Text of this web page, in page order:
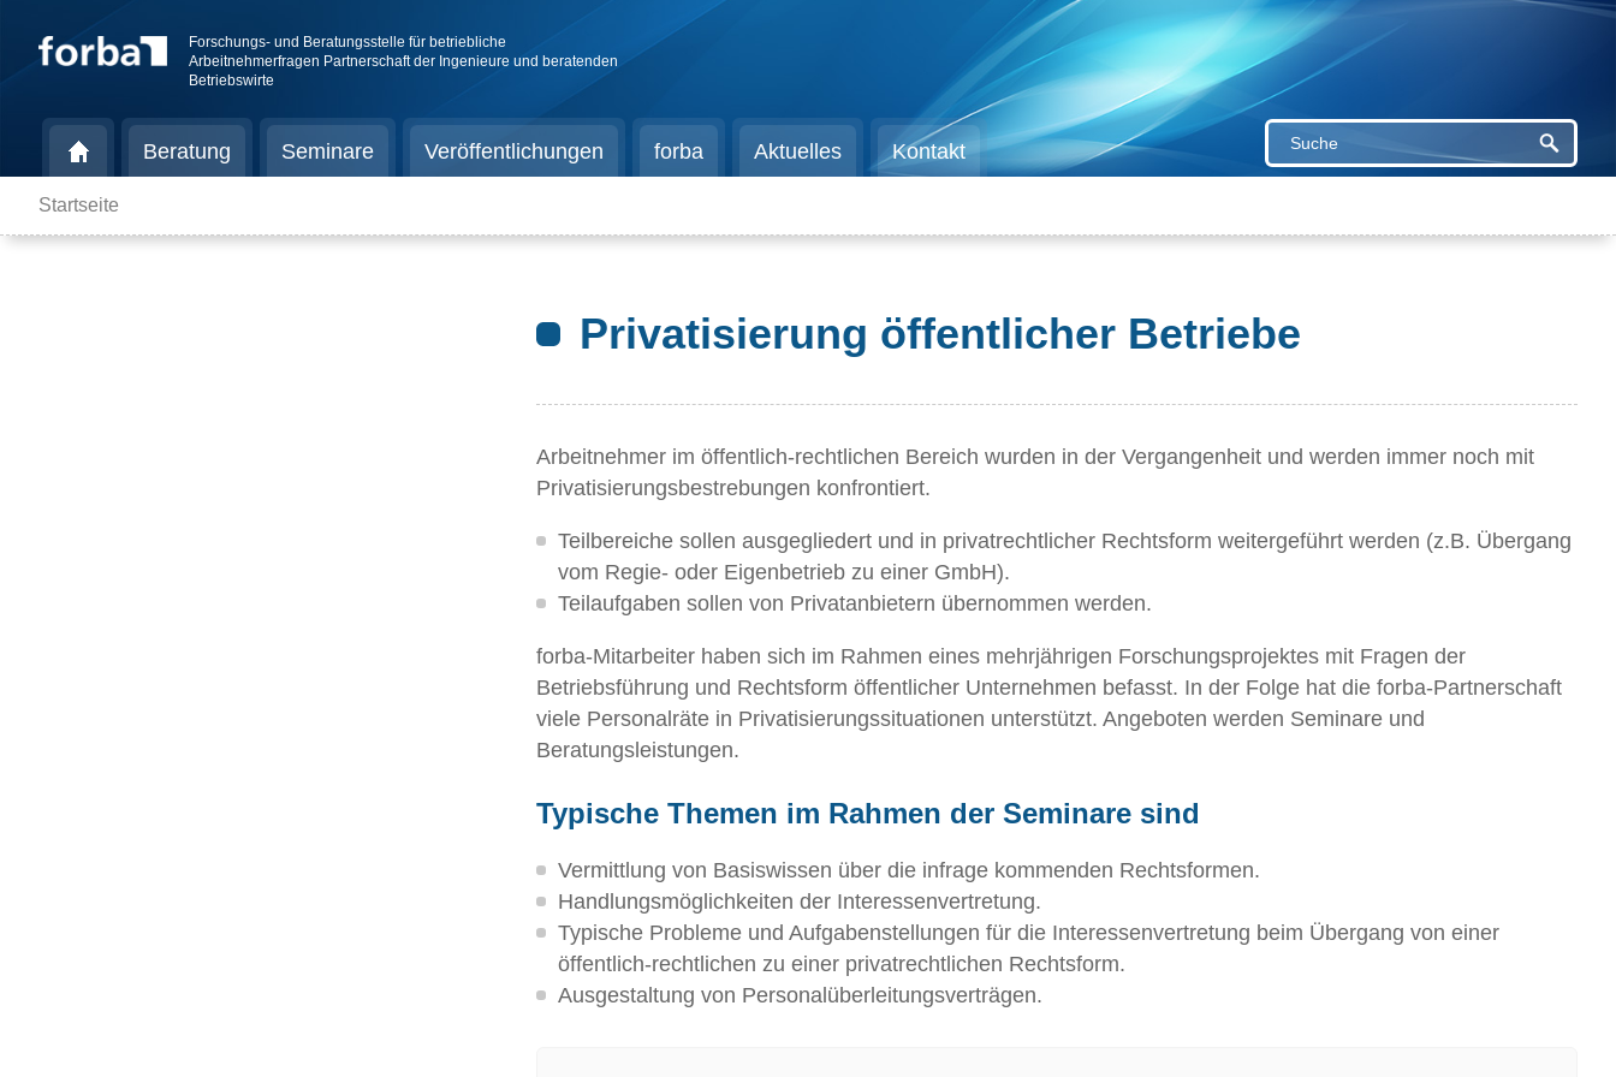
Forschungs- und Beratungsstelle für betriebliche
Arbeitnehmerfragen Partnerschaft der Ingenieure und beratenden
Betriebswirte
Beratung Seminare Veröffentlichungen forba Aktuelles Kontakt
Startseite
Privatisierung öffentlicher Betriebe
Arbeitnehmer im öffentlich-rechtlichen Bereich wurden in der Vergangenheit und werden immer noch mit
Privatisierungsbestrebungen konfrontiert.
Teilbereiche sollen ausgegliedert und in privatrechtlicher Rechtsform weitergeführt werden (z.B. Übergang
vom Regie- oder Eigenbetrieb zu einer GmbH).
Teilaufgaben sollen von Privatanbietern übernommen werden.
forba-Mitarbeiter haben sich im Rahmen eines mehrjährigen Forschungsprojektes mit Fragen der
Betriebsführung und Rechtsform öffentlicher Unternehmen befasst. In der Folge hat die forba-Partnerschaft
viele Personalräte in Privatisierungssituationen unterstützt. Angeboten werden Seminare und
Beratungsleistungen.
Typische Themen im Rahmen der Seminare sind
Vermittlung von Basiswissen über die infrage kommenden Rechtsformen.
Handlungsmöglichkeiten der Interessenvertretung.
Typische Probleme und Aufgabenstellungen für die Interessenvertretung beim Übergang von einer
öffentlich-rechtlichen zu einer privatrechtlichen Rechtsform.
Ausgestaltung von Personalüberleitungsverträgen.